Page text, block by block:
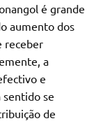
é grande
aumento dos
receber
a
e
sentido se
de